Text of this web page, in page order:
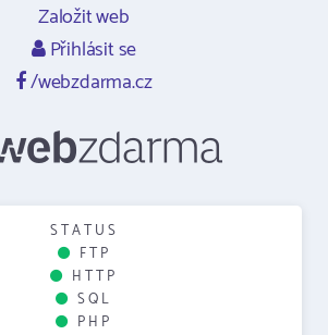
Založit web
Přihlásit se
/webzdarma.cz
STATUS
FTP
HTTP
SQL
PHP